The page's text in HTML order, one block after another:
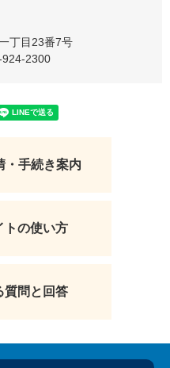
丁目23番7号
2300
・手続き案内
トの使い方
質問と回答